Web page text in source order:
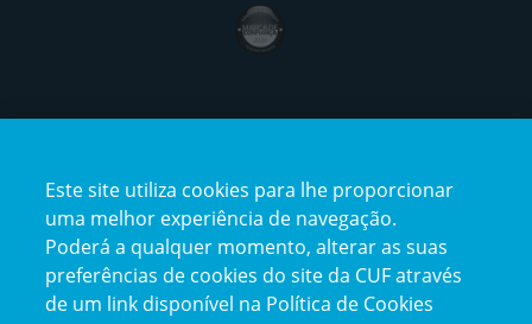
award4
certification2certification3
Este site utiliza cookies para lhe proporcionar
uma melhor experiência de navegação.
Poderá a qualquer momento, alterar as suas
preferências de cookies do site da CUF através
de um link disponível na Política de Cookies